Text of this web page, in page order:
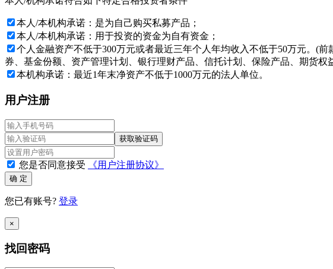
本人/本机构承诺：是为自己购买私募产品；
本人/本机构承诺：用于投资的资金为自有资金；
个人金融资产不低于300万元或者最近三年个人年均收入不低于50万元。(
券、基金份额、资产管理计划、银行理财产品、信托计划、保险产品、期货权
本机构承诺：最近1年末净资产不低于1000万元的法人单位。
用户注册
获取验证码
您是否同意接受 《用户注册协议》
确 定
您已有账号? 登录
×
找回密码